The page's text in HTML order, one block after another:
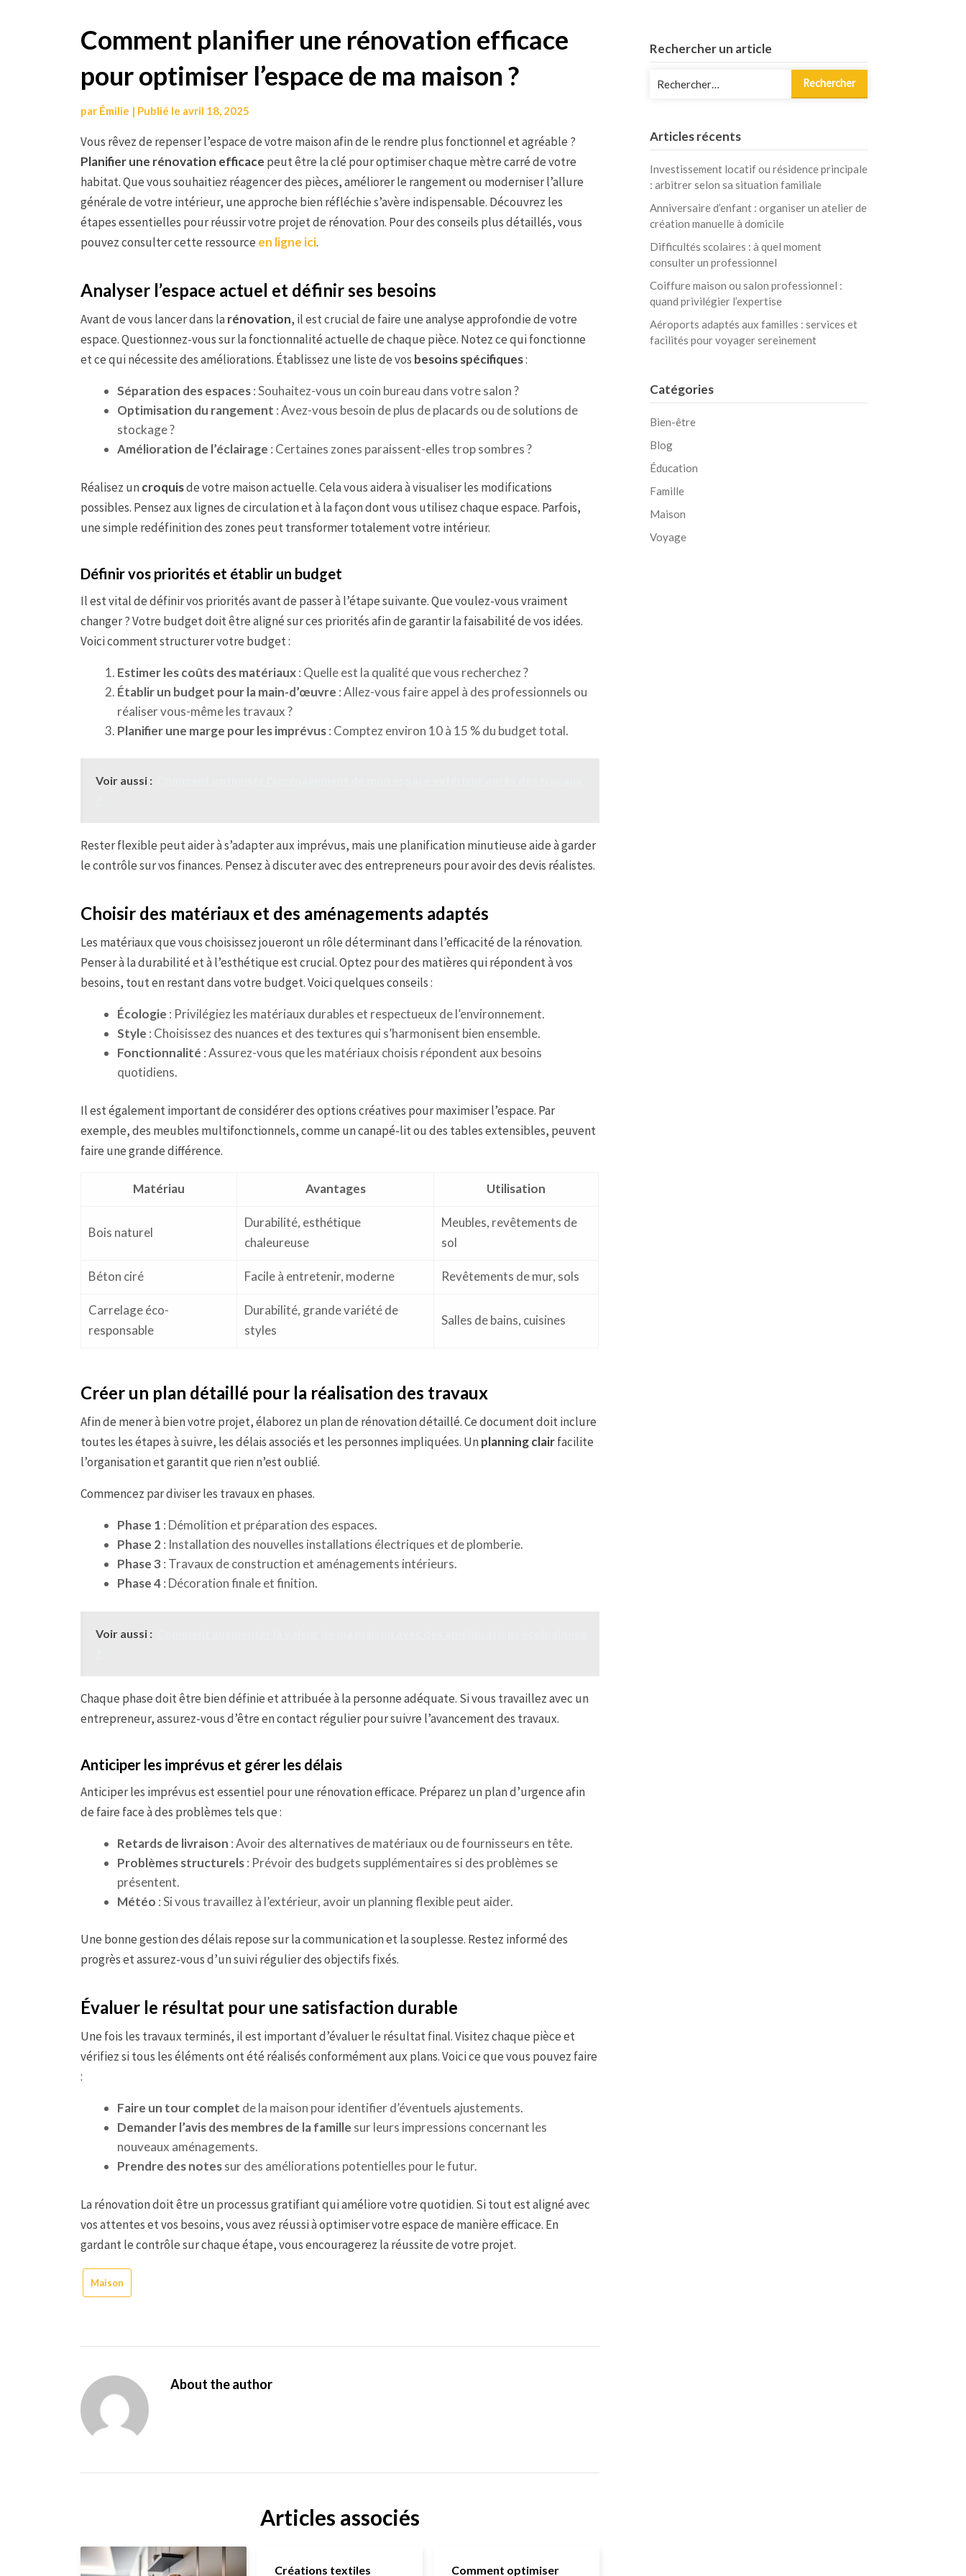
Comment planifier une rénovation efficace
pour optimiser l’espace de ma maison ?
par Émilie | Publié le avril 18, 2025
Vous rêvez de repenser l’espace de votre maison afin de le rendre plus fonctionnel et agréable ?
Planifier une rénovation efficace peut être la clé pour optimiser chaque mètre carré de votre
habitat. Que vous souhaitiez réagencer des pièces, améliorer le rangement ou moderniser l’allure
générale de votre intérieur, une approche bien réfléchie s’avère indispensable. Découvrez les
étapes essentielles pour réussir votre projet de rénovation. Pour des conseils plus détaillés, vous
pouvez consulter cette ressource en ligne ici.
Analyser l’espace actuel et définir ses besoins
Avant de vous lancer dans larénovation, il est crucial de faire une analyse approfondie de votre
espace. Questionnez-vous sur la fonctionnalité actuelle de chaque pièce. Notez ce qui fonctionne
et ce qui nécessite des améliorations. Établissez une liste de vos besoins spécifiques:
Séparation des espaces: Souhaitez-vous un coin bureau dans votre salon ?
Optimisation du rangement : Avez-vous besoin de plus de placards ou de solutions de
stockage ?
Amélioration de l’éclairage : Certaines zones paraissent-elles trop sombres ?
Réalisez uncroquisde votre maison actuelle. Cela vous aidera à visualiser les modifications
possibles. Pensez aux lignes de circulation et à la façon dont vous utilisez chaque espace. Parfois,
une simple redéfinition des zones peut transformer totalement votre intérieur.
Définir vos priorités et établir un budget
Il est vital de définir vos priorités avant de passer à l’étape suivante. Que voulez-vous vraiment
changer ? Votre budget doit être aligné sur ces priorités afin de garantir la faisabilité de vos idées.
Voici comment structurer votre budget :
Estimer les coûts des matériaux: Quelle est la qualité que vous recherchez ?
Établir un budget pour la main-d’œuvre : Allez-vous faire appel à des professionnels ou
réaliser vous-même les travaux ?
Planifier une marge pour les imprévus: Comptez environ 10 à 15 % du budget total.
Voir aussi :
Rester flexible peut aider à s’adapter aux imprévus, mais une planification minutieuse aide à garder
le contrôle sur vos finances. Pensez à discuter avec des entrepreneurs pour avoir des devis réalistes.
Choisir des matériaux et des aménagements adaptés
Les matériaux que vous choisissez joueront un rôle déterminant dans l’efficacité de la rénovation.
Penser à la durabilité et à l’esthétique est crucial. Optez pour des matières qui répondent à vos
besoins, tout en restant dans votre budget. Voici quelques conseils :
Écologie : Privilégiez les matériaux durables et respectueux de l’environnement.
Style : Choisissez des nuances et des textures qui s’harmonisent bien ensemble.
Fonctionnalité : Assurez-vous que les matériaux choisis répondent aux besoins
quotidiens.
Il est également important de considérer des options créatives pour maximiser l’espace. Par
exemple, des meubles multifonctionnels, comme un canapé-lit ou des tables extensibles, peuvent
faire une grande différence.
Matériau Avantages Utilisation
Bois naturel
Durabilité, esthétique
chaleureuse
Meubles, revêtements de
sol
Béton ciré Facile à entretenir, moderne Revêtements de mur, sols
Carrelage éco-
responsable
Durabilité, grande variété de
styles
Salles de bains, cuisines
Créer un plan détaillé pour la réalisation des travaux
Afin de mener à bien votre projet, élaborez un plan de rénovation détaillé. Ce document doit inclure
toutes les étapes à suivre, les délais associés et les personnes impliquées. Unplanning clairfacilite
l’organisation et garantit que rien n’est oublié.
Commencez par diviser les travaux en phases.
Phase 1 : Démolition et préparation des espaces.
Phase 2 : Installation des nouvelles installations électriques et de plomberie.
Phase 3 : Travaux de construction et aménagements intérieurs.
Phase 4: Décoration finale et finition.
Voir aussi :
Chaque phase doit être bien définie et attribuée à la personne adéquate. Si vous travaillez avec un
entrepreneur, assurez-vous d’être en contact régulier pour suivre l’avancement des travaux.
Anticiper les imprévus et gérer les délais
Anticiper les imprévus est essentiel pour une rénovation efficace. Préparez un plan d’urgence afin
de faire face à des problèmes tels que :
Retards de livraison : Avoir des alternatives de matériaux ou de fournisseurs en tête.
Problèmes structurels: Prévoir des budgets supplémentaires si des problèmes se
présentent.
Météo : Si vous travaillez à l’extérieur, avoir un planning flexible peut aider.
Une bonne gestion des délais repose sur la communication et la souplesse. Restez informé des
progrès et assurez-vous d’un suivi régulier des objectifs fixés.
Évaluer le résultat pour une satisfaction durable
Une fois les travaux terminés, il est important d’évaluer le résultat final. Visitez chaque pièce et
vérifiez si tous les éléments ont été réalisés conformément aux plans. Voici ce que vous pouvez faire
:
Faire un tour complet de la maison pour identifier d’éventuels ajustements.
Demander l’avis des membres de la famille sur leurs impressions concernant les
nouveaux aménagements.
Prendre des notessur des améliorations potentielles pour le futur.
La rénovation doit être un processus gratifiant qui améliore votre quotidien. Si tout est aligné avec
vos attentes et vos besoins, vous avez réussi à optimiser votre espace de manière efficace. En
gardant le contrôle sur chaque étape, vous encouragerez la réussite de votre projet.
Maison
About the author
Articles associés
Créations textiles Comment optimiser
Rechercher un article
Articles récents
Investissement locatif ou résidence principale
: arbitrer selon sa situation familiale
Anniversaire d’enfant : organiser un atelier de
création manuelle à domicile
Difficultés scolaires : à quel moment
consulter un professionnel
Coiffure maison ou salon professionnel :
quand privilégier l’expertise
Aéroports adaptés aux familles : services et
facilités pour voyager sereinement
Catégories
Bien-être
Blog
Éducation
Famille
Maison
Voyage